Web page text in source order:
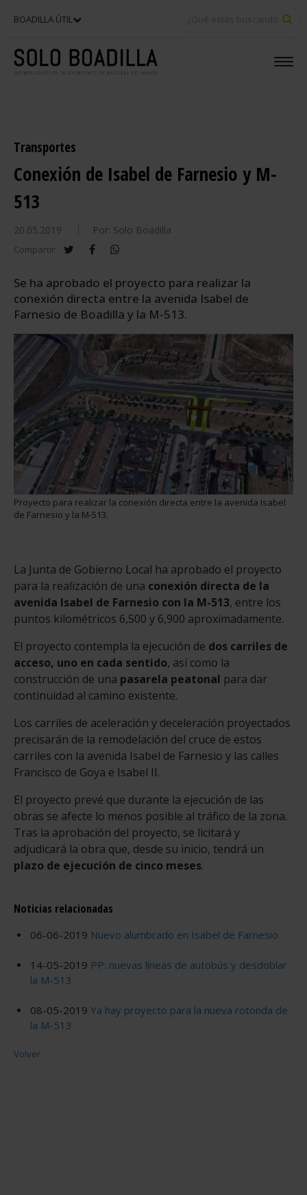
BOADILLA ÚTIL
Transportes
Conexión de Isabel de Farnesio y M-
513
20.05.2019 Por: Solo Boadilla
Compartir: twitterfacebook
Se ha aprobado el proyecto para realizar la
conexión directa entre la avenida Isabel de
Farnesio de Boadilla y la M-513.
Proyecto para realizar la conexión directa entre la avenida Isabel
de Farnesio y la M-513.
La Junta de Gobierno Local ha aprobado el proyecto
para la realización de una conexión directa de la
avenida Isabel de Farnesio con la M-513, entre los
puntos kilométricos 6,500 y 6,900 aproximadamente.
El proyecto contempla la ejecución de dos carriles de
acceso, uno en cada sentido, así como la
construcción de una pasarela peatonal para dar
continuidad al camino existente.
Los carriles de aceleración y deceleración proyectados
precisarán de la remodelación del cruce de estos
carriles con la avenida Isabel de Farnesio y las calles
Francisco de Goya e Isabel II.
El proyecto prevé que durante la ejecución de las
obras se afecte lo menos posible al tráfico de la zona.
Tras la aprobación del proyecto, se licitará y
adjudicará la obra que, desde su inicio, tendrá un
plazo de ejecución de cinco meses.
Noticias relacionadas
06-06-2019 Nuevo alumbrado en Isabel de Farnesio
14-05-2019 PP: nuevas líneas de autobús y desdoblar
la M-513
08-05-2019 Ya hay proyecto para la nueva rotonda de
la M-513
Volver